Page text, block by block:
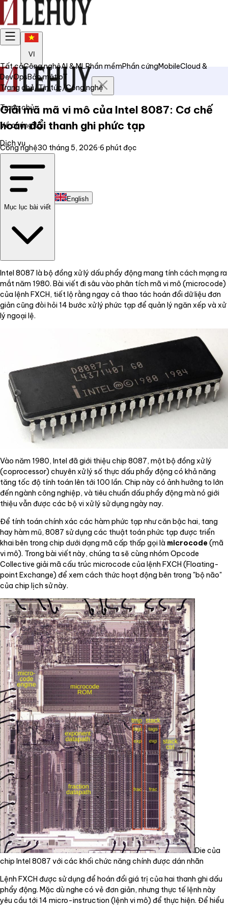
VI
Trang chủ
Về chúng tôi
Dịch vụ
Liên hệ
English
Tất cảCông nghệAI & MLPhần mềmPhần cứngMobileCloud &
DevOpsBảo mậtIoT
Trang chủ/Tin tức/Công nghệ
Giải mã mã vi mô của Intel 8087: Cơ chế
hoán đổi thanh ghi phức tạp
Công nghệ30 tháng 5, 2026·6 phút đọc
Mục lục bài viết
Intel 8087 là bộ đồng xử lý dấu phẩy động mang tính cách mạng ra
mắt năm 1980. Bài viết đi sâu vào phân tích mã vi mô (microcode)
của lệnh FXCH, tiết lộ rằng ngay cả thao tác hoán đổi dữ liệu đơn
giản cũng đòi hỏi 14 bước xử lý phức tạp để quản lý ngăn xếp và xử
lý ngoại lệ.
Vào năm 1980, Intel đã giới thiệu chip 8087, một bộ đồng xử lý
(coprocessor) chuyên xử lý số thực dấu phẩy động có khả năng
tăng tốc độ tính toán lên tới 100 lần. Chip này có ảnh hưởng to lớn
đến ngành công nghiệp, và tiêu chuẩn dấu phẩy động mà nó giới
thiệu vẫn được các bộ vi xử lý sử dụng ngày nay.
Để tính toán chính xác các hàm phức tạp như căn bậc hai, tang
hay hàm mũ, 8087 sử dụng các thuật toán phức tạp được triển
khai bên trong chip dưới dạng mã cấp thấp gọi là microcode(mã
vi mô). Trong bài viết này, chúng ta sẽ cùng nhóm Opcode
Collective giải mã cấu trúc microcode của lệnh FXCH (Floating-
point Exchange) để xem cách thức hoạt động bên trong "bộ não"
của chip lịch sử này.
Die của
chip Intel 8087 với các khối chức năng chính được dán nhãn
Lệnh FXCH được sử dụng để hoán đổi giá trị của hai thanh ghi dấu
phẩy động. Mặc dù nghe có vẻ đơn giản, nhưng thực tế lệnh này
yêu cầu tới 14 micro-instruction (lệnh vi mô) để thực hiện. Để hiểu